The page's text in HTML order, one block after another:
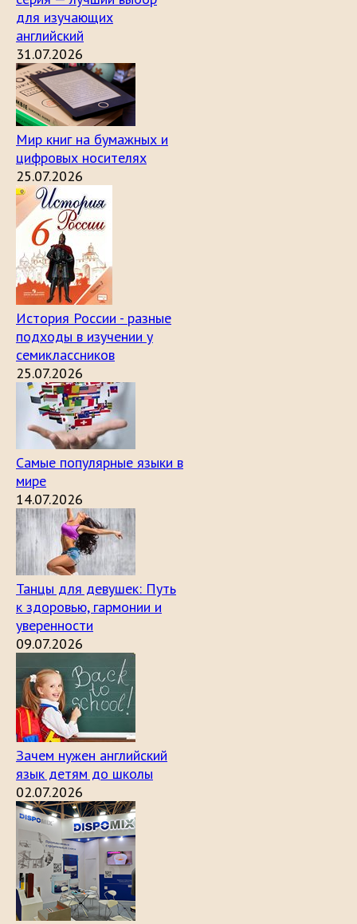
для изучающих
английский
31.07.2026
Мир книг на бумажных и
цифровых носителях
25.07.2026
История России - разные
подходы в изучении у
семиклассников
25.07.2026
Самые популярные языки в
мире
14.07.2026
Танцы для девушек: Путь
к здоровью, гармонии и
уверенности
09.07.2026
Зачем нужен английский
язык детям до школы
02.07.2026